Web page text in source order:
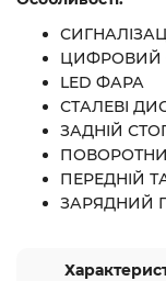
ЦИФРОВИЙ
LED ФАРА
СТАЛЕВІ
ЗАДНІЙ
ПЕРЕДНІЙ
ЗАРЯДНИЙ